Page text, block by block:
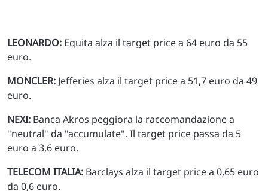
LEONARDO: Equita alza il target price a 64 euro da 55
euro.
MONCLER: Jefferies alza il target price a 51,7 euro da 49
euro.
NEXI: Banca Akros peggiora la raccomandazione a
"neutral" da "accumulate". Il target price passa da 5
euro a 3,6 euro.
TELECOM ITALIA: Barclays alza il target price a 0,65 euro
da 0,6 euro.